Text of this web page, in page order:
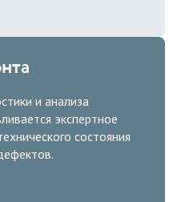
и анализа
экспертное
состояния